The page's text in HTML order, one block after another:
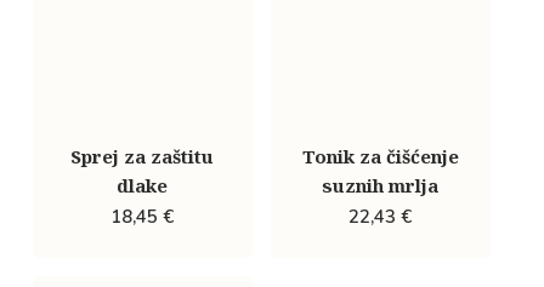
Sprej za zaštitu
dlake
18,45€
Tonik za čišćenje
suznih mrlja
22,43€